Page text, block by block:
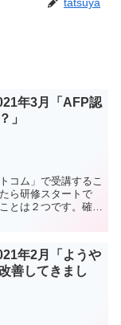
年3月「AFP認
」
コム」で受講するこ
ら研修スタートで
とは２つです。確認
年2月「ようや
善してきまし